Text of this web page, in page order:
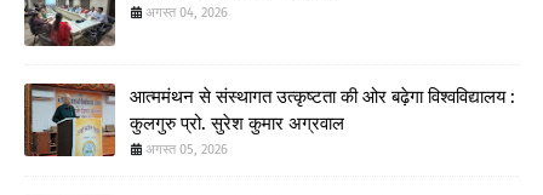
अगस्त 04, 2026
आत्ममंथन से संस्थागत उत्कृष्टता की ओर बढ़ेगा विश्वविद्यालय :
कुलगुरु प्रो. सुरेश कुमार अग्रवाल
अगस्त 05, 2026